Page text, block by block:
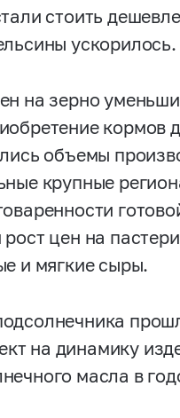
стоить
ускорилось.
на зерно
кормов
объемы
крупные
цен на
и мягкие сыры.
на динамику
масла в